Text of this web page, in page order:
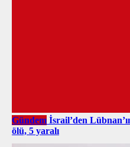
Gündem İsrail’den
ölü, 5 yaralı